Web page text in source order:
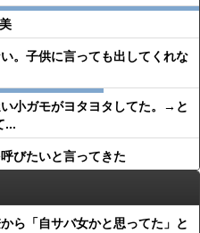
。子供に言っても出してくれな
い小ガモがヨタヨタしてた。→と
...
びたいと言ってきた
ら「自サバ女かと思ってた」と